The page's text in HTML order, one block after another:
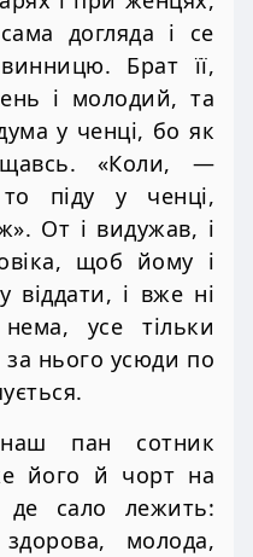
догляда і се
Брат її,
і молодий, та
у ченці, бо як
«Коли, —
піду у ченці,
От і видужав, і
щоб йому і
віддати, і вже ні
усе тільки
нього усюди по
пан сотник
його й чорт на
де сало лежить:
молода,